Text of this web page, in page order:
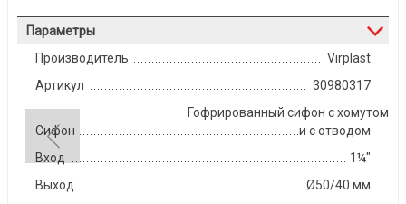
Параметры
Производитель
Virplast
Артикул
30980317
Сифон
Гофрированный сифон с хомутом
и с отводом
Вход
1¼"
Выход
Ø50/40 мм